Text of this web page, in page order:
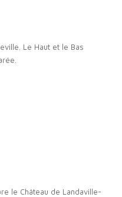
Le Haut et le Bas
le Château de Landaville-